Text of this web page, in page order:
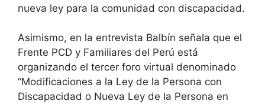
nueva ley para la comunidad con discapacidad.
Asimismo, en la entrevista Balbín señala que el
Frente PCD y Familiares del Perú está
organizando el tercer foro virtual denominado
“Modificaciones a la Ley de la Persona con
Discapacidad o Nueva Ley de la Persona en